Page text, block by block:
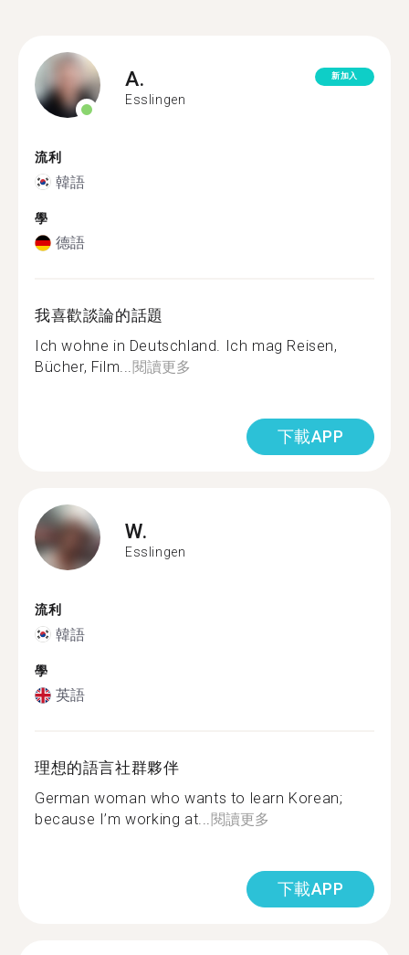
A.
Esslingen
新加入
流利
韓語
學
德語
我喜歡談論的話題
Ich wohne in Deutschland. Ich mag Reisen,
Bücher, Film...閱讀更多
下載APP
W.
Esslingen
流利
韓語
學
英語
理想的語言社群夥伴
German woman who wants to learn Korean;
because I’m working at...閱讀更多
下載APP